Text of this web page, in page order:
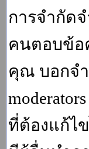
การจำกัด
คนตอบข้อ
คุณ บอกจ
ที่ต้องแก้ไ